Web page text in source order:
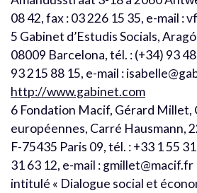
08 42, fax : 03 226 15 35, e-mail :
5 Gabinet d’Estudis Socials,
08009 Barcelona, tél. : (+34) 93
93 215 88 15, e-mail :
http://www.gabinet.com
6 Fondation Macif, Gérard Millet,
européennes, Carré Hausmann,
F-75435 Paris 09, tél. : +33 1 55
31 63 12, e-mail :
intitulé « Dialogue social et